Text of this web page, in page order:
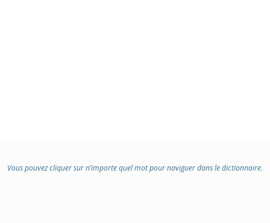
Vous pouvez cliquer sur n’importe quel mot pour naviguer dans le dictionnaire.